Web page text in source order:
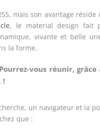
mais son avantage
, le material design fait
vivante et belle
la forme.
vous réunir,
!
un navigateur et la
que :